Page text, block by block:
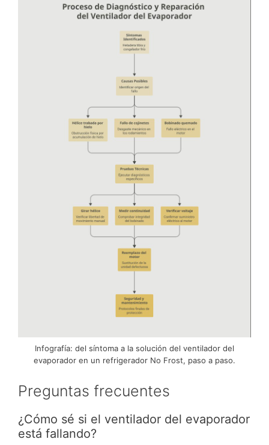
Infografía: del síntoma a la solución del ventilador del
evaporador en un refrigerador No Frost, paso a paso.
Preguntas frecuentes
¿Cómo sé si el ventilador del evaporador
está fallando?